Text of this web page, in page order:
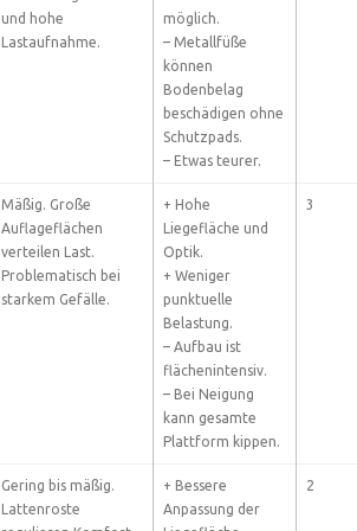
und hohe
Lastaufnahme.
möglich.
– Metallfüße
können
Bodenbelag
beschädigen ohne
Schutzpads.
– Etwas teurer.
Mäßig. Große
Auflageflächen
verteilen Last.
Problematisch bei
starkem Gefälle.
+ Hohe
Liegefläche und
Optik.
+ Weniger
punktuelle
Belastung.
– Aufbau ist
flächenintensiv.
– Bei Neigung
kann gesamte
Plattform kippen.
3
Gering bis mäßig.
Lattenroste
+ Bessere
Anpassung der
2